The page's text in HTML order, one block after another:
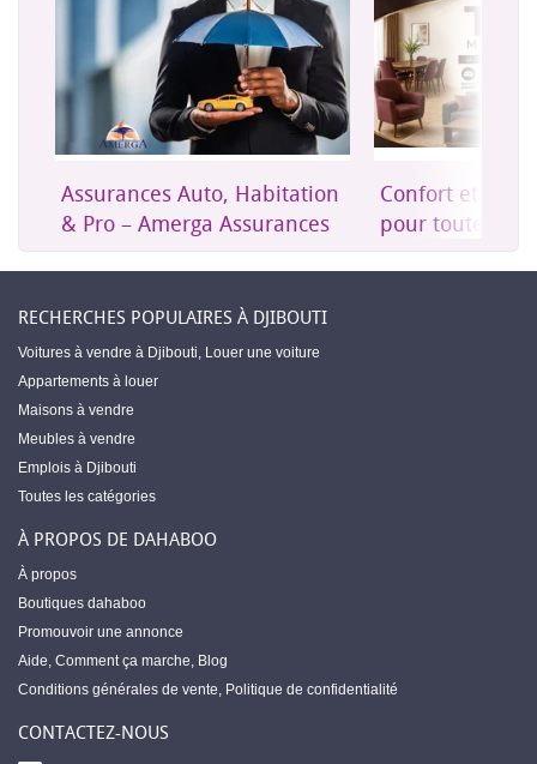
Assurances Auto, Habitation
& Pro – Amerga Assurances
Confort et
pour toute la
RECHERCHES POPULAIRES À DJIBOUTI
Voitures à vendre à Djibouti, Louer une voiture
Appartements à louer
Maisons à vendre
Meubles à vendre
Emplois à Djibouti
Toutes les catégories
À PROPOS DE DAHABOO
À propos
Boutiques dahaboo
Promouvoir une annonce
Aide, Comment ça marche, Blog
Conditions générales de vente, Politique de confidentialité
CONTACTEZ-NOUS